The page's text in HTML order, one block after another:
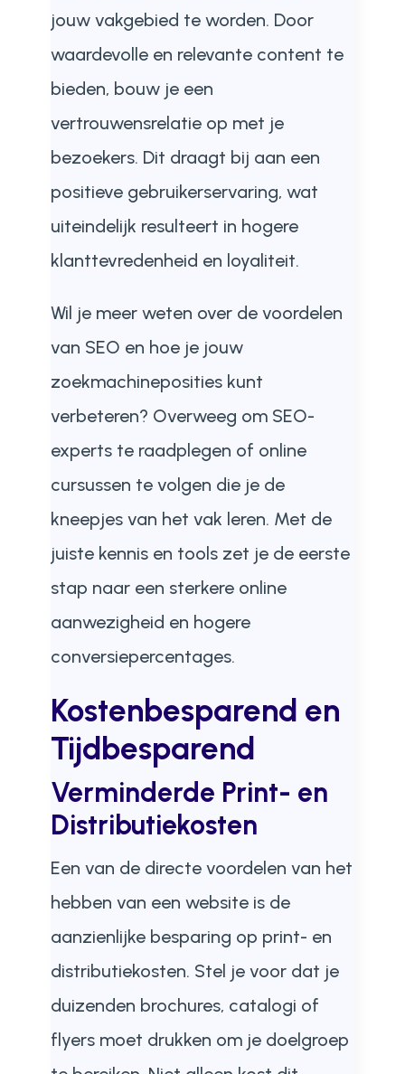
jouw vakgebied te worden. Door
waardevolle en relevante content te
bieden, bouw je een
vertrouwensrelatie op met je
bezoekers. Dit draagt bij aan een
positieve gebruikerservaring, wat
uiteindelijk resulteert in hogere
klanttevredenheid en loyaliteit.
Wil je meer weten over de voordelen
van SEO en hoe je jouw
zoekmachineposities kunt
verbeteren? Overweeg om SEO-
experts te raadplegen of online
cursussen te volgen die je de
kneepjes van het vak leren. Met de
juiste kennis en tools zet je de eerste
stap naar een sterkere online
aanwezigheid en hogere
conversiepercentages.
Kostenbesparend en
Tijdbesparend
Verminderde Print- en
Distributiekosten
Een van de directe voordelen van het
hebben van een website is de
aanzienlijke besparing op print- en
distributiekosten. Stel je voor dat je
duizenden brochures, catalogi of
flyers moet drukken om je doelgroep